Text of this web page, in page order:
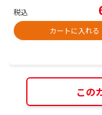
税込
カートに入れる
この